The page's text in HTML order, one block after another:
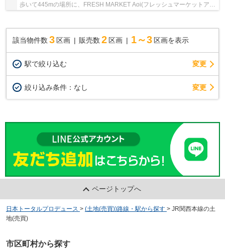
歩いて445mの場所に、FRESH MARKET Aoi(フレッシュマーケットアオ
イ) 久宝寺店があります♪駅まで徒歩15分の場所に...
該当物件数 3 区画 販売数 2 区画 1～3 区画を表示
駅で絞り込む 変更
絞り込み条件： なし 変更
ページトップへ
日本トータルプロデュース > (土地(売買))路線・駅から探す > JR関西本線の土
地(売買)
市区町村から探す